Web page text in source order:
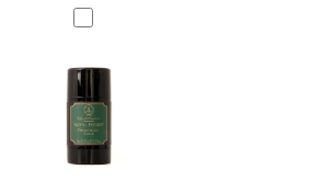
n
S
t
r
e
T
y
l
o
r